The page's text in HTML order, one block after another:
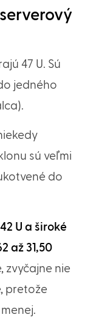
47 U. Sú
jedného
sú veľmi
do
U a široké
až 31,50
zvyčajne nie
pretože